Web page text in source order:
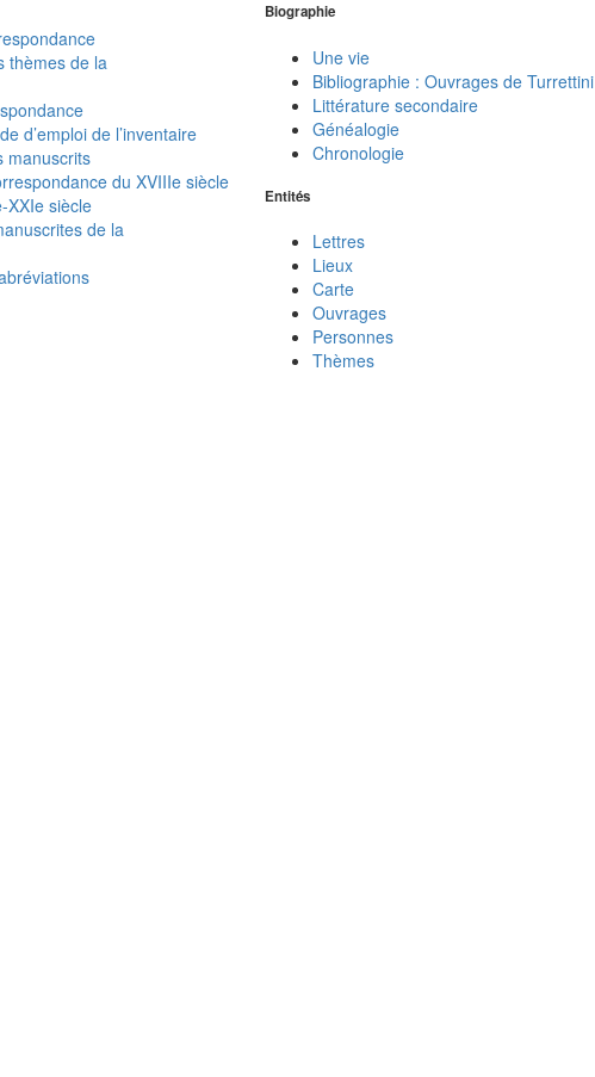
thèmes de la
d’emploi de l’inventaire
manuscrits
du XVIIIe siècle
XXIe siècle
de la
Biographie
Une vie
Bibliographie : Ouvrages de Turrettini
Littérature secondaire
Généalogie
Chronologie
Entités
Lettres
Lieux
Carte
Ouvrages
Personnes
Thèmes